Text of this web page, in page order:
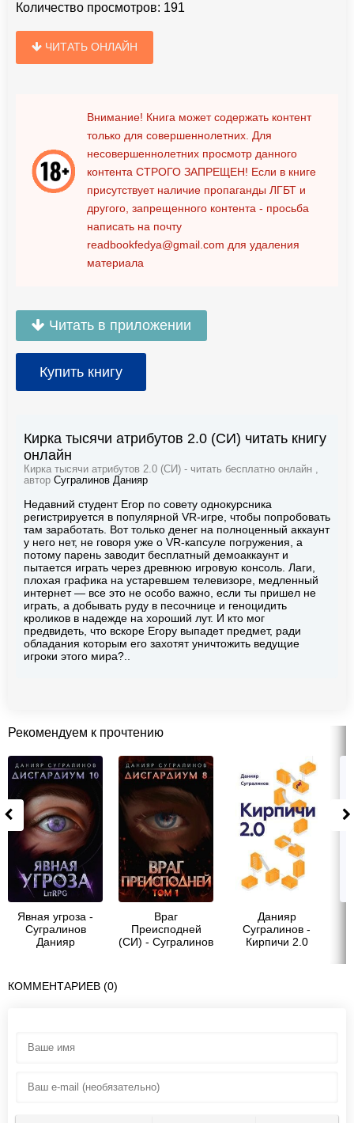
Количество просмотров: 191
ЧИТАТЬ ОНЛАЙН
Внимание! Книга может содержать контент
только для совершеннолетних. Для
несовершеннолетних просмотр данного
контента СТРОГО ЗАПРЕЩЕН! Если в книге
присутствует наличие пропаганды ЛГБТ и
другого, запрещенного контента - просьба
написать на почту
readbookfedya@gmail.com для удаления
материала
Читать в приложении
Купить книгу
Кирка тысячи атрибутов 2.0 (СИ) читать книгу
онлайн
Кирка тысячи атрибутов 2.0 (СИ) - читать бесплатно онлайн ,
автор Сугралинов Данияр
Недавний студент Егор по совету однокурсника
регистрируется в популярной VR-игре, чтобы попробовать
там заработать. Вот только денег на полноценный аккаунт
у него нет, не говоря уже о VR-капсуле погружения, а
потому парень заводит бесплатный демоаккаунт и
пытается играть через древнюю игровую консоль. Лаги,
плохая графика на устаревшем телевизоре, медленный
интернет — все это не особо важно, если ты пришел не
играть, а добывать руду в песочнице и геноцидить
кроликов в надежде на хороший лут. И кто мог
предвидеть, что вскоре Егору выпадет предмет, ради
обладания которым его захотят уничтожить ведущие
игроки этого мира?..
Рекомендуем к прочтению
Явная угроза -
Сугралинов
Данияр
Враг
Преисподней
(СИ) - Сугралинов
Данияр
Сугралинов -
Кирпичи 2.0
КОММЕНТАРИЕВ (0)